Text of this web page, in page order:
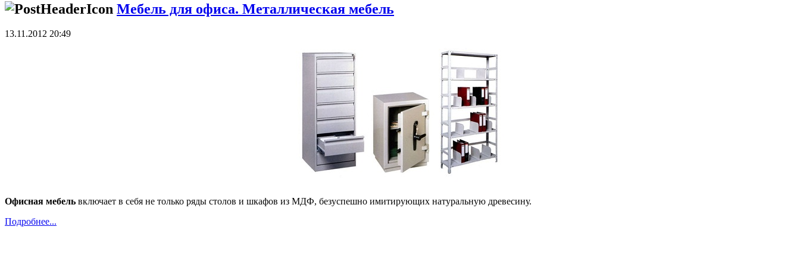
Мебель для офиса. Металлическая мебель
13.11.2012 20:49
Офисная мебель включает в себя не только ряды столов и шкафов из МДФ, безуспешно имитирующих натуральную древесину.
Подробнее...